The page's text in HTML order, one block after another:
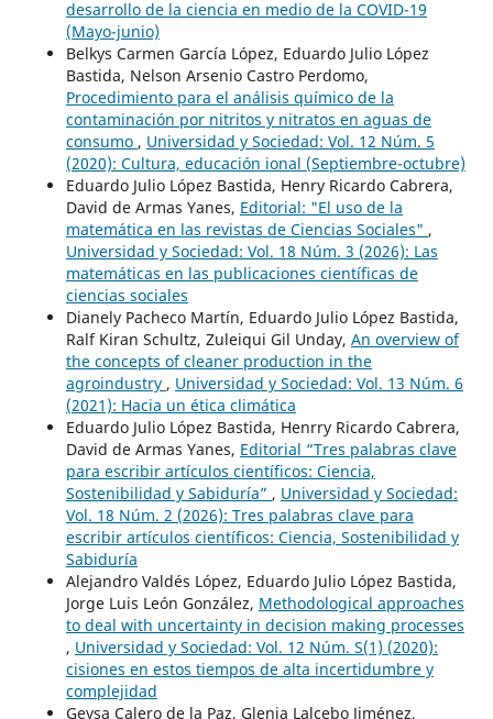
desarrollo de la ciencia en medio de la COVID-19
(Mayo-junio)
Belkys Carmen García López, Eduardo Julio López
Bastida, Nelson Arsenio Castro Perdomo,
Procedimiento para el análisis químico de la
contaminación por nitritos y nitratos en aguas de
consumo , Universidad y Sociedad: Vol. 12 Núm. 5
(2020): Cultura, educación ional (Septiembre-octubre)
Eduardo Julio López Bastida, Henry Ricardo Cabrera,
David de Armas Yanes, Editorial: "El uso de la
matemática en las revistas de Ciencias Sociales" ,
Universidad y Sociedad: Vol. 18 Núm. 3 (2026): Las
matemáticas en las publicaciones científicas de
ciencias sociales
Dianely Pacheco Martín, Eduardo Julio López Bastida,
Ralf Kiran Schultz, Zuleiqui Gil Unday, An overview of
the concepts of cleaner production in the
agroindustry , Universidad y Sociedad: Vol. 13 Núm. 6
(2021): Hacia un ética climática
Eduardo Julio López Bastida, Henrry Ricardo Cabrera,
David de Armas Yanes, Editorial “Tres palabras clave
para escribir artículos científicos: Ciencia,
Sostenibilidad y Sabiduría” , Universidad y Sociedad:
Vol. 18 Núm. 2 (2026): Tres palabras clave para
escribir artículos científicos: Ciencia, Sostenibilidad y
Sabiduría
Alejandro Valdés López, Eduardo Julio López Bastida,
Jorge Luis León González, Methodological approaches
to deal with uncertainty in decision making processes
, Universidad y Sociedad: Vol. 12 Núm. S(1) (2020):
cisiones en estos tiempos de alta incertidumbre y
complejidad
Geysa Calero de la Paz, Glenia Lalcebo Jiménez,